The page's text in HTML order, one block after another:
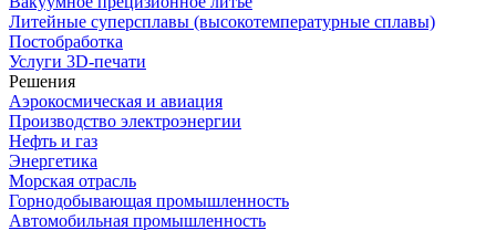
Литейные суперсплавы (высокотемпературные сплавы)
Постобработка
Услуги 3D-печати
Решения
Аэрокосмическая и авиация
Производство электроэнергии
Нефть и газ
Энергетика
Морская отрасль
Горнодобывающая промышленность
Автомобильная промышленность